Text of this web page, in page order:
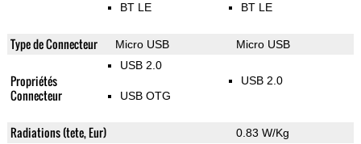
BT LE BT LE
Type de Connecteur Micro USB Micro USB
Propriétés
Connecteur
USB 2.0
USB OTG
USB 2.0
Radiations (tete, Eur) 0.83 W/Kg